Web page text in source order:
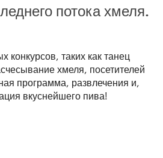
потока хмеля.
таких как танец
хмеля, посетителей
программа, развлечения и,
вкуснейшего пива!